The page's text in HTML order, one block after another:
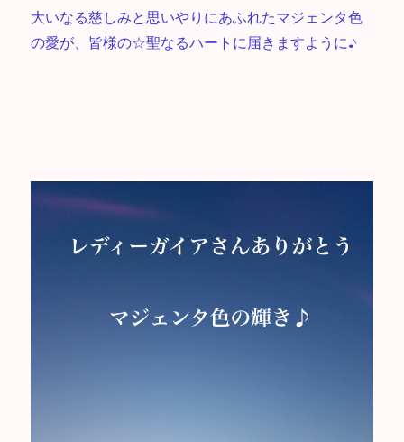
大いなる慈しみと思いやりにあふれたマジェンタ色
の愛が、皆様の☆聖なるハートに届きますように♪